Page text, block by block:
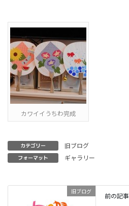
カワイイうちわ完成
カテゴリー 旧ブログ
フォーマット ギャラリー
旧ブログ
前の記事